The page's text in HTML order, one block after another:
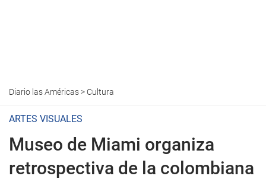
Diario las Américas> Cultura
ARTES VISUALES
Museo de Miami organiza
retrospectiva de la colombiana